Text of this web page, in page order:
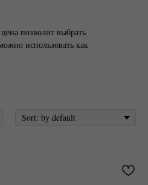
позволит выбрать
использовать как